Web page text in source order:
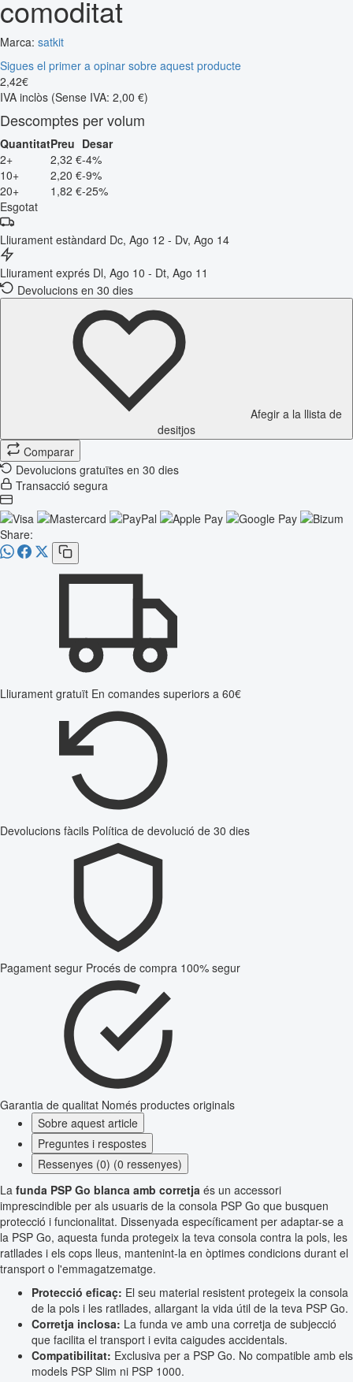
comoditat
Marca: satkit
Sigues el primer a opinar sobre aquest producte
2,42€
IVA inclòs (Sense IVA: 2,00 €)
Descomptes per volum
QuantitatPreu Desar
2+
2,32 €-4%
10+
2,20 €-9%
20+
1,82 €-25%
Esgotat
Lliurament estàndard Dc, Ago 12 - Dv, Ago 14
Lliurament exprés Dl, Ago 10 - Dt, Ago 11
Devolucions en 30 dies
Afegir a la llista de
desitjos
Comparar
Devolucions gratuïtes en 30 dies
Transacció segura
Share:
Lliurament gratuït En comandes superiors a 60€
Devolucions fàcils Política de devolució de 30 dies
Pagament segur Procés de compra 100% segur
Garantia de qualitat Només productes originals
Sobre aquest article
Preguntes i respostes
Ressenyes (0) (0 ressenyes)
La funda PSP Go blanca amb corretja és un accessori
imprescindible per als usuaris de la consola PSP Go que busquen
protecció i funcionalitat. Dissenyada específicament per adaptar-se a
la PSP Go, aquesta funda protegeix la teva consola contra la pols, les
ratllades i els cops lleus, mantenint-la en òptimes condicions durant el
transport o l'emmagatzematge.
Protecció eficaç: El seu material resistent protegeix la consola
de la pols i les ratllades, allargant la vida útil de la teva PSP Go.
Corretja inclosa: La funda ve amb una corretja de subjecció
que facilita el transport i evita caigudes accidentals.
Compatibilitat: Exclusiva per a PSP Go. No compatible amb els
models PSP Slim ni PSP 1000.